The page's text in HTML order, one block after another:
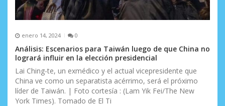
enero 14, 2024 0
Análisis: Escenarios para Taiwán luego de que China no
logrará influir en la elección presidencial
Lai Ching-te, un exmédico y el actual vicepresidente que
China ve como un separatista acérrimo, será el próximo
líder de Taiwán. | Foto cortesía : (Lam Yik Fei/The New
York Times). Tomado de El Ti